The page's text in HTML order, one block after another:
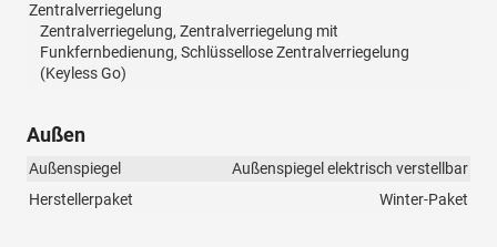
Zentralverriegelung
Zentralverriegelung, Zentralverriegelung mit
Funkfernbedienung, Schlüssellose Zentralverriegelung
(Keyless Go)
Außen
Außenspiegel
Außenspiegel elektrisch verstellbar
Herstellerpaket
Winter-Paket